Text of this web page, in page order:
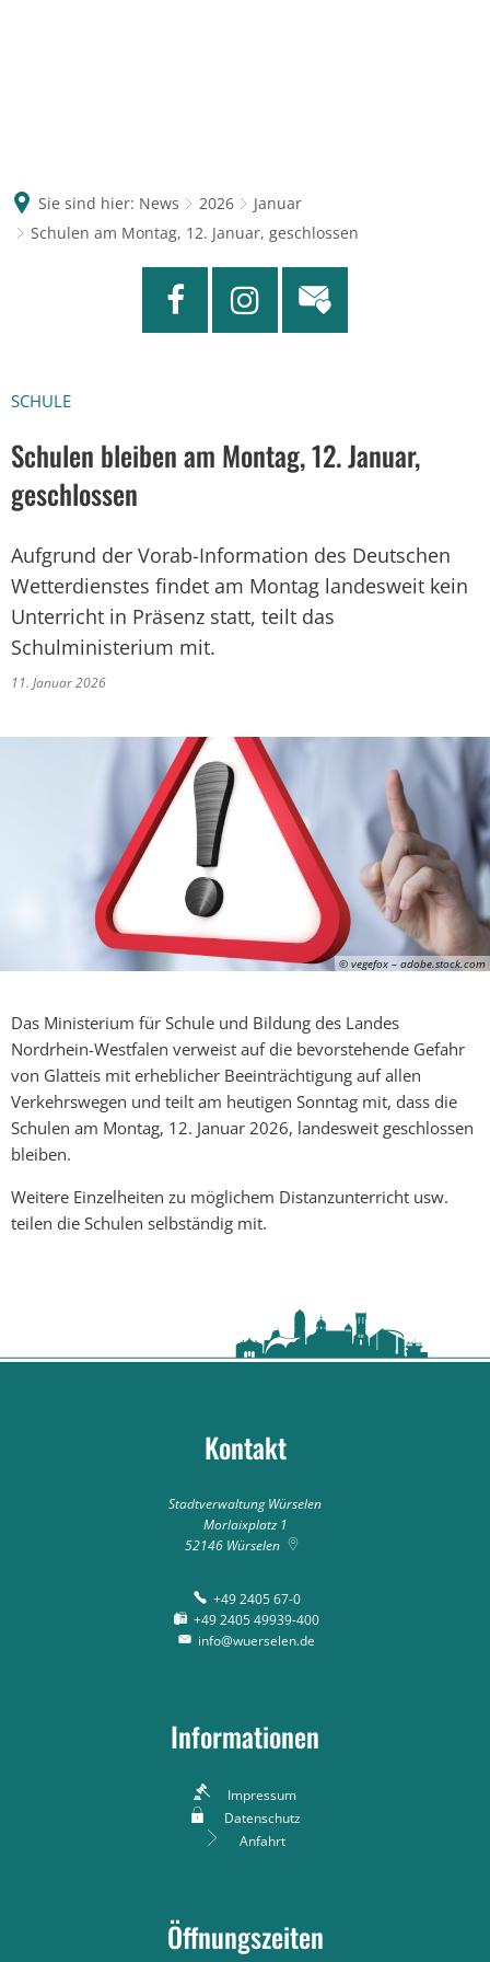
Sie sind hier: News 2026
Januar
Schulen am Montag, 12. Januar, geschlossen
SCHULE
Schulen bleiben am Montag, 12. Januar,
geschlossen
Aufgrund der Vorab-Information des Deutschen
Wetterdienstes findet am Montag landesweit kein
Unterricht in Präsenz statt, teilt das
Schulministerium mit.
11. Januar 2026
© vegefox – adobe.stock.com
Das Ministerium für Schule und Bildung des Landes
Nordrhein-Westfalen verweist auf die bevorstehende Gefahr
von Glatteis mit erheblicher Beeinträchtigung auf allen
Verkehrswegen und teilt am heutigen Sonntag mit, dass die
Schulen am Montag, 12. Januar 2026, landesweit geschlossen
bleiben.
Weitere Einzelheiten zu möglichem Distanzunterricht usw.
teilen die Schulen selbständig mit.
Kontakt
Stadtverwaltung Würselen
Morlaixplatz 1
52146 Würselen
+49 2405 67-0
+49 2405 49939-400
info@wuerselen.de
Informationen
Impressum
Datenschutz
Anfahrt
Öffnungszeiten